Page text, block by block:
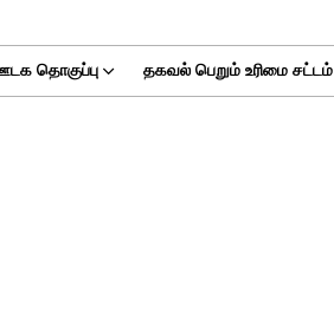
தொகுப்பு தகவல் பெறும் உரிமை சட்டம்